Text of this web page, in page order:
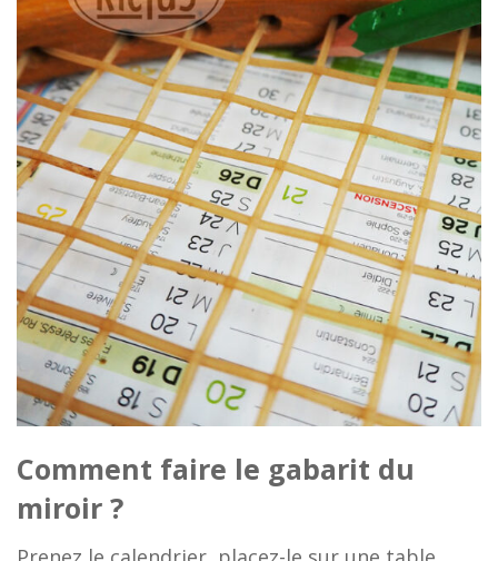
Comment faire le gabarit du
miroir ?